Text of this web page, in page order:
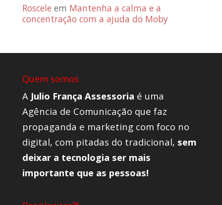
Roscele em Mantenha a calma e a
concentração com a ajuda do Moby
Quem somos
A Julio França Assessoria é uma
Agência de Comunicação que faz
propaganda e marketing com foco no
digital, com pitadas do tradicional, sem
deixar a tecnologia ser mais
importante que as pessoas!